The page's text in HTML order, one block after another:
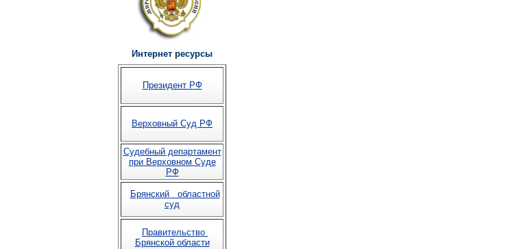
Интернет ресурсы
Президент РФ
Верховный Суд РФ
Судебный департамент
при Верховном Суде
РФ
Брянский областной
суд
Правительство
Брянской области